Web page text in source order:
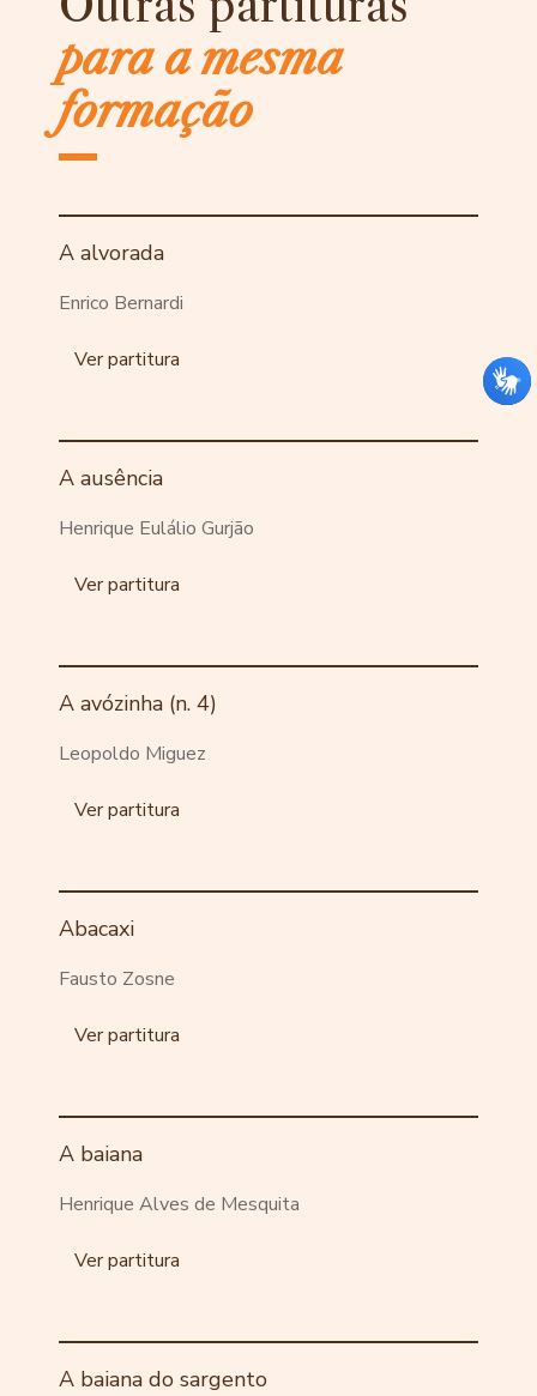
para a mesma
formação
A alvorada
Enrico Bernardi
Ver partitura
A ausência
Henrique Eulálio Gurjão
Ver partitura
A avózinha (n. 4)
Leopoldo Miguez
Ver partitura
Abacaxi
Fausto Zosne
Ver partitura
A baiana
Henrique Alves de Mesquita
Ver partitura
A baiana do sargento